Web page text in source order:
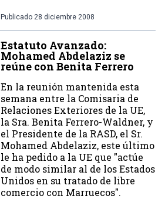
Publicado 28 diciembre 2008
Estatuto Avanzado:
Mohamed Abdelaziz se
reúne con Benita Ferrero
En la reunión mantenida esta
semana entre la Comisaria de
Relaciones Exteriores de la UE,
la Sra. Benita Ferrero-Waldner, y
el Presidente de la RASD, el Sr.
Mohamed Abdelaziz, este último
le ha pedido a la UE que "actúe
de modo similar al de los Estados
Unidos en su tratado de libre
comercio con Marruecos".